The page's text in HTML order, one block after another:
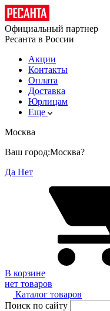
Официальный партнер
Ресанта в России
Акции
Контакты
Оплата
Доставка
Юрлицам
Еще
Москва
Ваш город:Москва?
Да Нет
В корзине
нет товаров
Каталог товаров
Поиск по сайту